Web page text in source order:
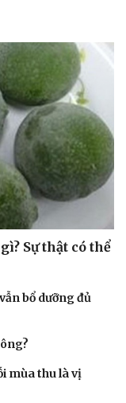
Sự thật có thể
bổ dưỡng đủ
mùa thu là vị